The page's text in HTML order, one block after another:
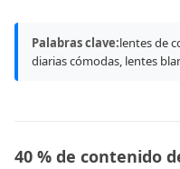
Palabras clave:lentes de
diarias cómodas, lentes
40 % de contenido